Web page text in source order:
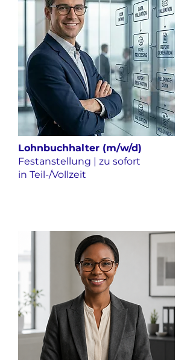
Lohnbuchhalter (m/w/d)
Festanstellung | zu sofort
in Teil-/Vollzeit